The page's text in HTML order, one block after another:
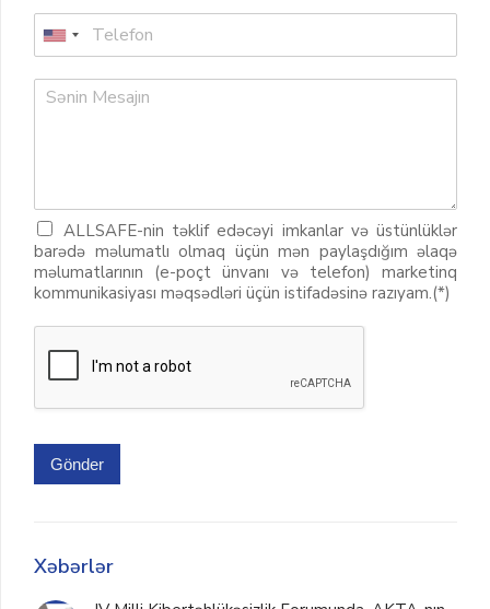
ALLSAFE-nin təklif edəcəyi imkanlar və üstünlüklər
barədə məlumatlı olmaq üçün mən paylaşdığım əlaqə
məlumatlarının (e-poçt ünvanı və telefon) marketinq
kommunikasiyası məqsədləri üçün istifadəsinə razıyam.(*)
Gönder
Xəbərlər